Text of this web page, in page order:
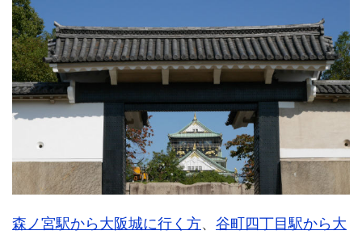
森ノ宮駅から大阪城に行く方、 谷町四丁目駅から大